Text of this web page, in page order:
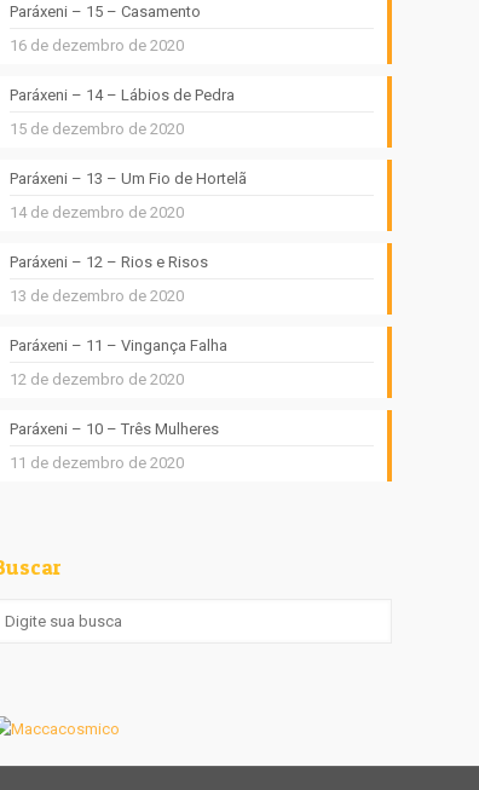
Paráxeni – 15 – Casamento
16 de dezembro de 2020
Paráxeni – 14 – Lábios de Pedra
15 de dezembro de 2020
Paráxeni – 13 – Um Fio de Hortelã
14 de dezembro de 2020
Paráxeni – 12 – Rios e Risos
13 de dezembro de 2020
Paráxeni – 11 – Vingança Falha
12 de dezembro de 2020
Paráxeni – 10 – Três Mulheres
11 de dezembro de 2020